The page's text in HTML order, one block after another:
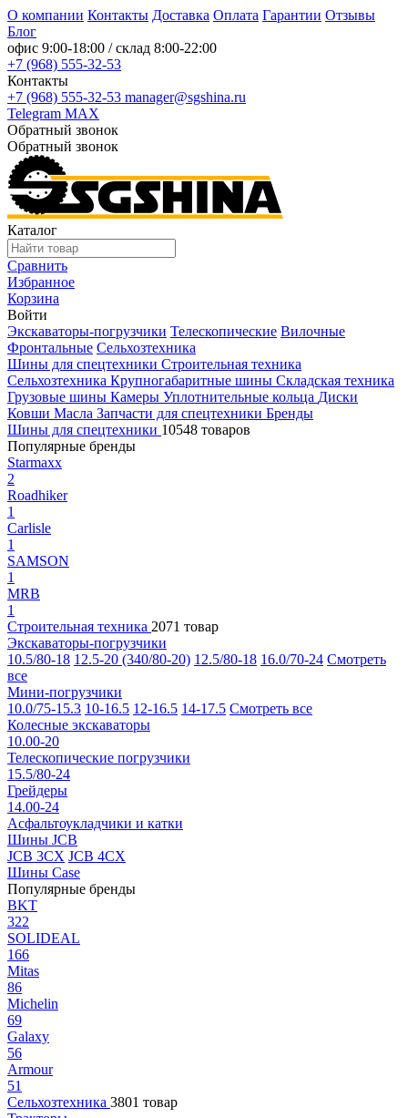
О компании Контакты Доставка Оплата Гарантии Отзывы
Блог
офис 9:00-18:00 / склад 8:00-22:00
+7 (968) 555-32-53
Контакты
+7 (968) 555-32-53 manager@sgshina.ru
Telegram MAX
Обратный звонок
Обратный звонок
Каталог
Сравнить
Избранное
Корзина
Войти
Экскаваторы-погрузчики Телескопические Вилочные
Фронтальные Сельхозтехника
Шины для спецтехники Строительная техника
Сельхозтехника Крупногабаритные шины Складская техника
Грузовые шины Камеры Уплотнительные кольца Диски
Ковши Масла Запчасти для спецтехники Бренды
Шины для спецтехники 10548 товаров
Популярные бренды
Starmaxx
2
Roadhiker
1
Carlisle
1
SAMSON
1
MRB
1
Строительная техника 2071 товар
Экскаваторы-погрузчики
10.5/80-18 12.5-20 (340/80-20) 12.5/80-18 16.0/70-24 Смотреть
все
Мини-погрузчики
10.0/75-15.3 10-16.5 12-16.5 14-17.5 Смотреть все
Колесные экскаваторы
10.00-20
Телескопические погрузчики
15.5/80-24
Грейдеры
14.00-24
Асфальтоукладчики и катки
Шины JCB
JCB 3CX JCB 4CX
Шины Case
Популярные бренды
BKT
322
SOLIDEAL
166
Mitas
86
Michelin
69
Galaxy
56
Armour
51
Сельхозтехника 3801 товар